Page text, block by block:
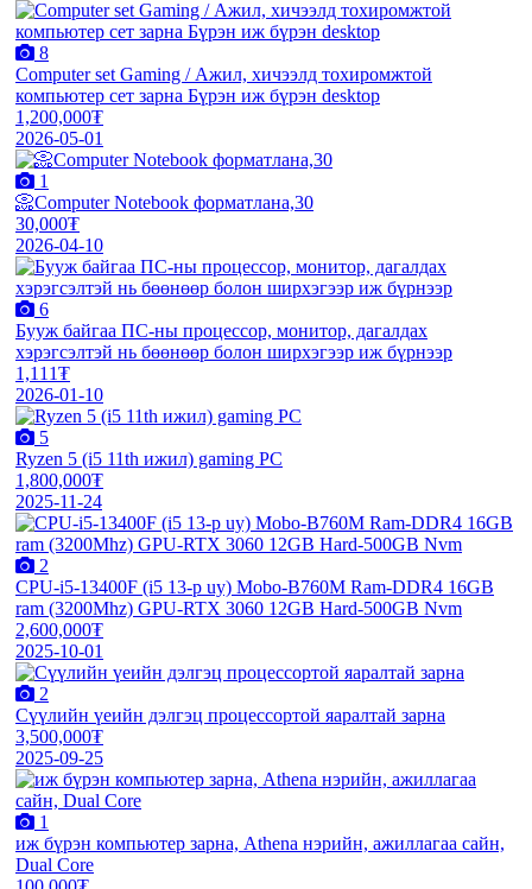
8
Computer set Gaming / Ажил, хичээлд тохиромжтой
компьютер сет зарна Бүрэн иж бүрэн desktop
1,200,000₮
2026-05-01
1
📀Computer Notebook форматлана,30
30,000₮
2026-04-10
6
Бууж байгаа ПС-ны процессор, монитор, дагалдах
хэрэгсэлтэй нь бөөнөөр болон ширхэгээр иж бүрнээр
1,111₮
2026-01-10
5
Ryzen 5 (i5 11th ижил) gaming PC
1,800,000₮
2025-11-24
2
CPU-i5-13400F (i5 13-p uy) Mobo-B760M Ram-DDR4 16GB
ram (3200Mhz) GPU-RTX 3060 12GB Hard-500GB Nvm
2,600,000₮
2025-10-01
2
Сүүлийн үеийн дэлгэц процессортой яаралтай зарна
3,500,000₮
2025-09-25
1
иж бүрэн компьютер зарна, Athena нэрийн, ажиллагаа сайн,
Dual Core